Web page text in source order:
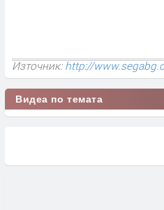
Източник:http://
Видеа по темата